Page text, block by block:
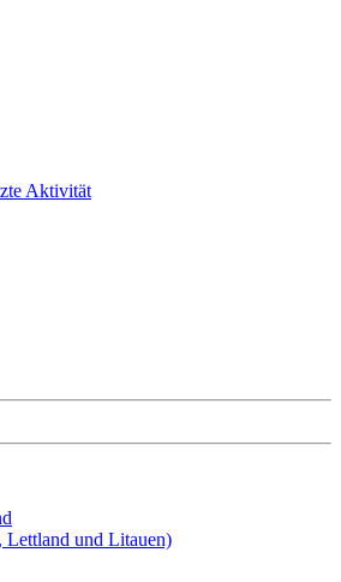
Aktivität
Lettland und Litauen)